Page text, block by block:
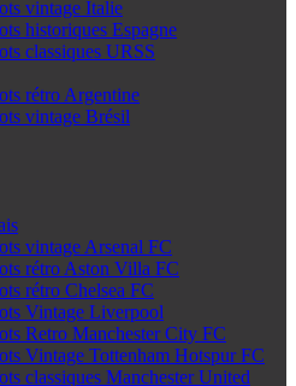
vintage Italie
historiques Espagne
classiques URSS
rétro Argentine
vintage Brésil
vintage Arsenal FC
rétro Aston Villa FC
rétro Chelsea FC
Vintage Liverpool
Retro Manchester City FC
Vintage Tottenham Hotspur FC
classiques Manchester United